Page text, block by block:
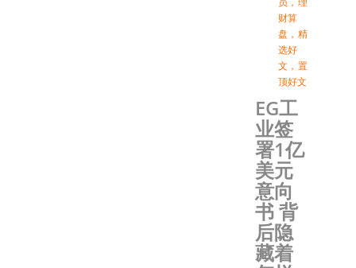
财算
盘 ， 精
选好
文 ， 置
顶好文
EG工
业签
署1亿
美元
意向
书 背
后隐
藏着